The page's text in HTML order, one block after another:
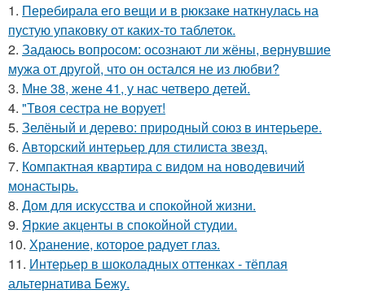
1. Перебирала его вещи и в рюкзаке наткнулась на
пустую упаковку от каких-то таблеток.
2. Задаюсь вопросом: осознают ли жёны, вернувшие
мужа от другой, что он остался не из любви?
3. Мне 38, жене 41, у нас четверо детей.
4. "Твоя сестра не ворует!
5. Зелёный и дерево: природный союз в интерьере.
6. Авторский интерьер для стилиста звезд.
7. Компактная квартира с видом на новодевичий
монастырь.
8. Дом для искусства и спокойной жизни.
9. Яркие акценты в спокойной студии.
10. Хранение, которое радует глаз.
11. Интерьер в шоколадных оттенках - тёплая
альтернатива Бежу.